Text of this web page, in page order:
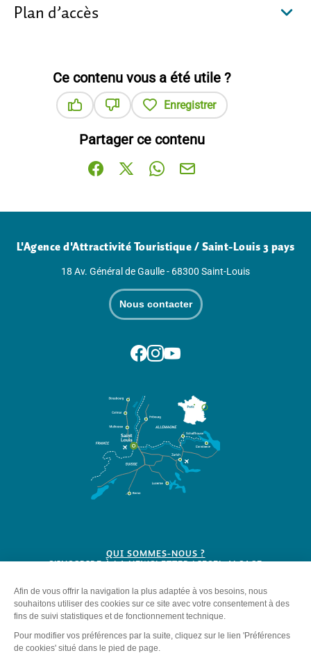
Plan d’accès
Ce contenu vous a été utile ?
Enregistrer
Partager ce contenu
Partager sur Facebook (nouvelle fenêtre)
Partager sur X / Twitter (nouvelle
Partager sur WhatsApp
Partager par mail
L'Agence d'Attractivité Touristique / Saint-Louis 3 pays
18 Av. Général de Gaulle - 68300 Saint-Louis
Nous contacter
Suivez-nous sur Facebook
Suivez-nous sur Instagram
Suivez-nous sur Youtube
QUI SOMMES-NOUS ?
S'INSCRIRE À LA NEWSLETTER LIESEL ALSACE
Plan du site - Mentions légales - Politique de confidentialité -